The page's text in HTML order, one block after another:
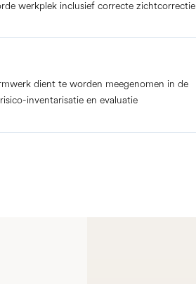
werkplek inclusief correcte zichtcorrectie
dient te worden meegenomen in de
inventarisatie en evaluatie